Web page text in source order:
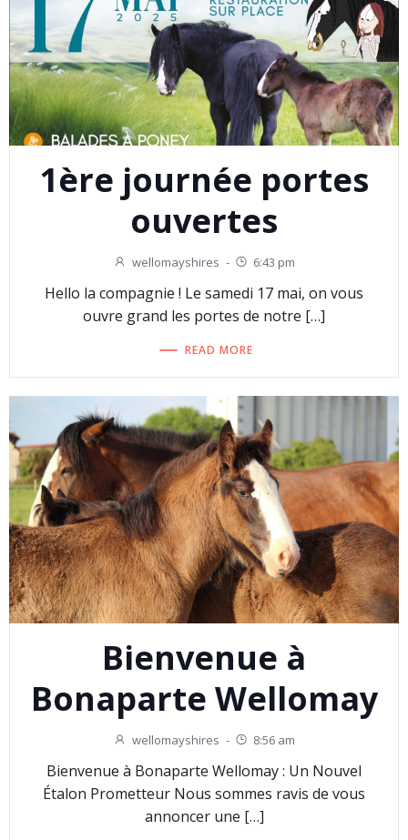
1ère journée portes
ouvertes
wellomayshires - 6:43 pm
Hello la compagnie ! Le samedi 17 mai, on vous
ouvre grand les portes de notre […]
READ MORE
Bienvenue à
Bonaparte Wellomay
wellomayshires - 8:56 am
Bienvenue à Bonaparte Wellomay : Un Nouvel
Étalon Prometteur Nous sommes ravis de vous
annoncer une […]